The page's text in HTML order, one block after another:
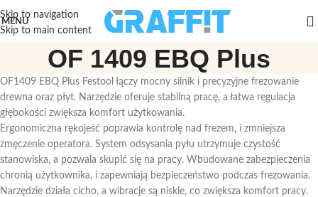
Skip to navigation
Skip to main content
MENU
OF 1409 EBQ Plus
OF1409 EBQ Plus Festool łączy mocny silnik i precyzyjne frezowanie
drewna oraz płyt. Narzędzie oferuje stabilną pracę, a łatwa regulacja
głębokości zwiększa komfort użytkowania.
Ergonomiczna rękojeść poprawia kontrolę nad frezem, i zmniejsza
zmęczenie operatora. System odsysania pyłu utrzymuje czystość
stanowiska, a pozwala skupić się na pracy. Wbudowane zabezpieczenia
chronią użytkownika, i zapewniają bezpieczeństwo podczas frezowania.
Narzędzie działa cicho, a wibracje są niskie, co zwiększa komfort pracy.